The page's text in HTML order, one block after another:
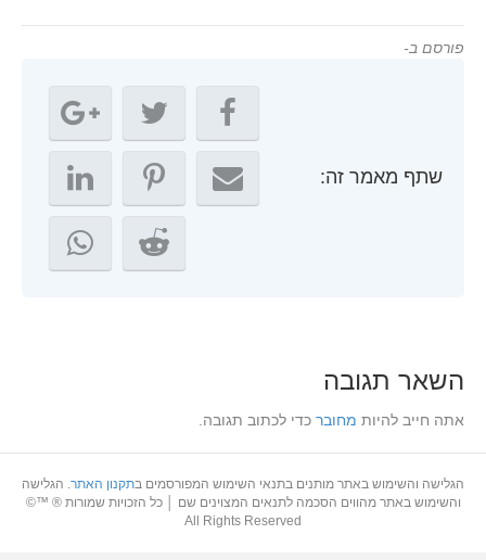
פורסם ב-
שתף מאמר זה:
השאר תגובה
אתה חייב להיות מחובר כדי לכתוב תגובה.
הגלישה והשימוש באתר מותנים בתנאי השימוש המפורסמים בתקנון האתר. הגלישה
והשימוש באתר מהווים הסכמה לתנאים המצוינים שם │ כל הזכויות שמורות ® ™©
All Rights Reserved